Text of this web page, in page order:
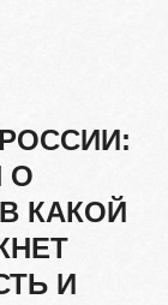
РОССИИ:
О
В КАКОЙ
И